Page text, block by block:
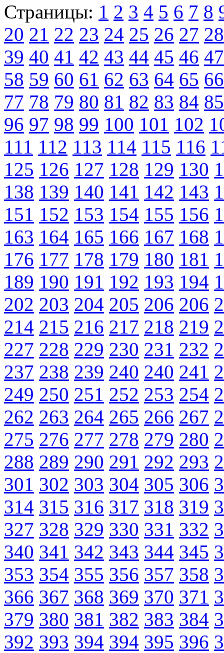
Страницы: 1 2 3 4 5 6 7 8
20 21 22 23 24 25 26 27 28
39 40 41 42 43 44 45 46 47
58 59 60 61 62 63 64 65 66
77 78 79 80 81 82 83 84 85
96 97 98 99 100 101 102
111 112 113 114 115 116
125 126 127 128 129 130
138 139 140 141 142 143
151 152 153 154 155 156
163 164 165 166 167 168
176 177 178 179 180 181
189 190 191 192 193 194
202 203 204 205 206 206
214 215 216 217 218 219
227 228 229 230 231 232
237 238 239 240 240 241
249 250 251 252 253 254
262 263 264 265 266 267
275 276 277 278 279 280
288 289 290 291 292 293
301 302 303 304 305 306
314 315 316 317 318 319
327 328 329 330 331 332
340 341 342 343 344 345
353 354 355 356 357 358
366 367 368 369 370 371
379 380 381 382 383 384
392 393 394 394 395 396